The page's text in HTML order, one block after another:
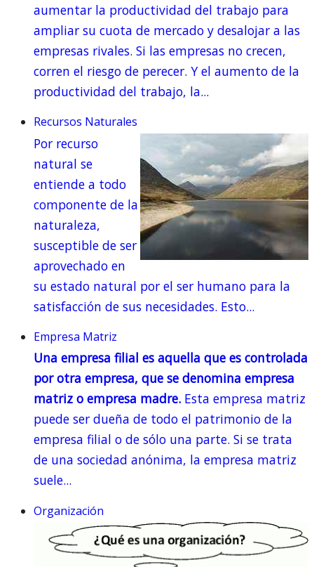
aumentar la productividad del trabajo para
ampliar su cuota de mercado y desalojar a las
empresas rivales. Si las empresas no crecen,
corren el riesgo de perecer. Y el aumento de la
productividad del trabajo, la...
Recursos Naturales
Por recurso
natural se
entiende a todo
componente de la
naturaleza,
susceptible de ser
aprovechado en
su estado natural por el ser humano para la
satisfacción de sus necesidades. Esto...
Empresa Matriz
Una empresa filial es aquella que es controlada
por otra empresa, que se denomina empresa
matriz o empresa madre. Esta empresa matriz
puede ser dueña de todo el patrimonio de la
empresa filial o de sólo una parte. Si se trata
de una sociedad anónima, la empresa matriz
suele...
Organización